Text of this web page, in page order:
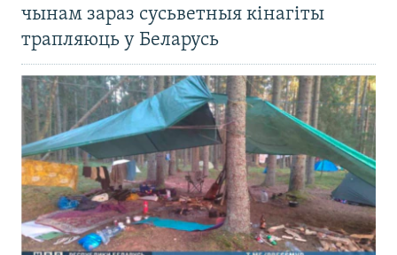
чынам зараз сусьветныя кінагіты
трапляюць у Беларусь